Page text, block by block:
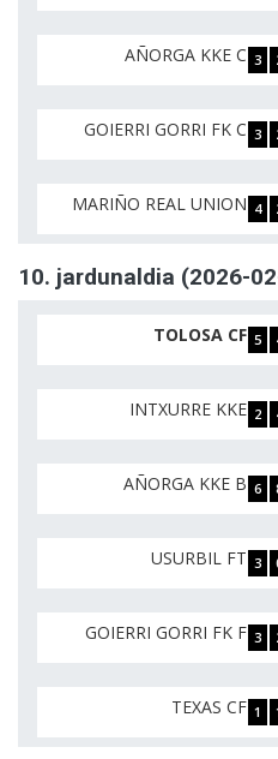
AÑORGA KKE C 3
GOIERRI GORRI FK C 3
MARIÑO REAL UNION 4
10. jardunaldia (2026-
TOLOSA CF 5
INTXURRE KKE 2
AÑORGA KKE B 6
USURBIL FT 3
GOIERRI GORRI FK F 3
TEXAS CF 1